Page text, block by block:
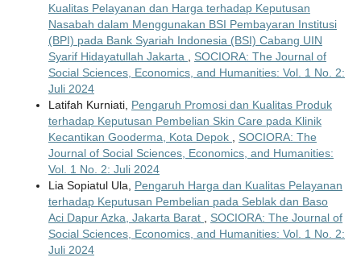
Kualitas Pelayanan dan Harga terhadap Keputusan
Nasabah dalam Menggunakan BSI Pembayaran Institusi
(BPI) pada Bank Syariah Indonesia (BSI) Cabang UIN
Syarif Hidayatullah Jakarta , SOCIORA: The Journal of
Social Sciences, Economics, and Humanities: Vol. 1 No. 2:
Juli 2024
Latifah Kurniati, Pengaruh Promosi dan Kualitas Produk
terhadap Keputusan Pembelian Skin Care pada Klinik
Kecantikan Gooderma, Kota Depok , SOCIORA: The
Journal of Social Sciences, Economics, and Humanities:
Vol. 1 No. 2: Juli 2024
Lia Sopiatul Ula, Pengaruh Harga dan Kualitas Pelayanan
terhadap Keputusan Pembelian pada Seblak dan Baso
Aci Dapur Azka, Jakarta Barat , SOCIORA: The Journal of
Social Sciences, Economics, and Humanities: Vol. 1 No. 2:
Juli 2024